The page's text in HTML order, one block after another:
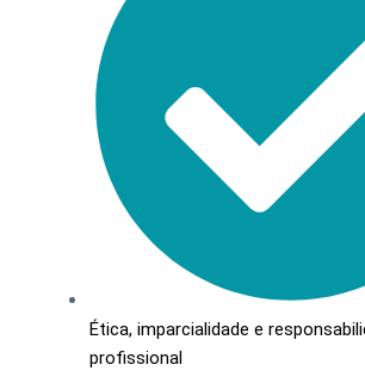
Ética, imparcialidade e
profissional